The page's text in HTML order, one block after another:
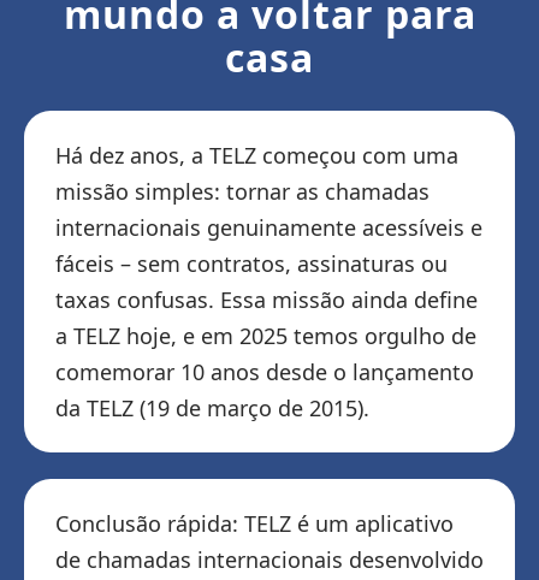
mundo a voltar para
casa
Há dez anos, a TELZ começou com uma
missão simples: tornar as chamadas
internacionais genuinamente acessíveis e
fáceis – sem contratos, assinaturas ou
taxas confusas. Essa missão ainda define
a TELZ hoje, e em 2025 temos orgulho de
comemorar 10 anos desde o lançamento
da TELZ (19 de março de 2015).
Conclusão rápida: TELZ é um aplicativo
de chamadas internacionais desenvolvido